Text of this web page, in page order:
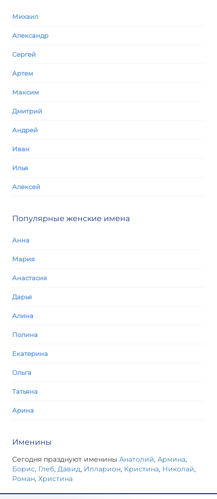
Михаил
Александр
Сергей
Артем
Максим
Дмитрий
Андрей
Иван
Илья
Алексей
Популярные женские имена
Анна
Мария
Анастасия
Дарья
Алина
Полина
Екатерина
Ольга
Татьяна
Арина
Именины
Сегодня празднуют именины Анатолий, Армина,
Борис, Глеб, Давид, Илларион, Кристина, Николай,
Роман, Христина